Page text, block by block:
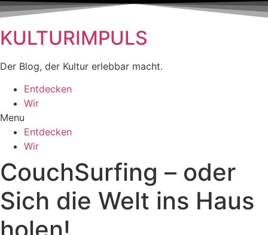
KULTURIMPULS
Der Blog, der Kultur erlebbar macht.
Entdecken
Wir
Menu
Entdecken
Wir
CouchSurfing – oder
Sich die Welt ins Haus